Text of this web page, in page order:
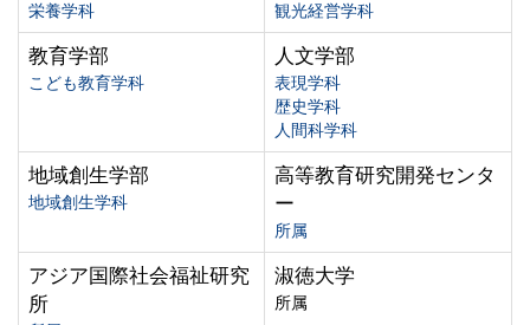
栄養学科
観光経営学科
教育学部
こども教育学科
人文学部
表現学科
歴史学科
人間科学科
地域創生学部
地域創生学科
高等教育研究開発センタ
ー
所属
アジア国際社会福祉研究
所
淑徳大学
所属